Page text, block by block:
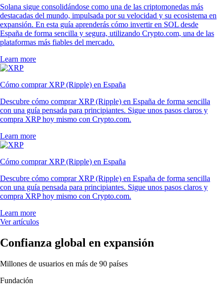
Solana sigue consolidándose como una de las criptomonedas más
destacadas del mundo, impulsada por su velocidad y su ecosistema en
expansión. En esta guía aprenderás cómo invertir en SOL desde
España de forma sencilla y segura, utilizando Crypto.com, una de las
plataformas más fiables del mercado.
Learn more
Cómo comprar XRP (Ripple) en España
Descubre cómo comprar XRP (Ripple) en España de forma sencilla
con una guía pensada para principiantes. Sigue unos pasos claros y
compra XRP hoy mismo con Crypto.com.
Learn more
Cómo comprar XRP (Ripple) en España
Descubre cómo comprar XRP (Ripple) en España de forma sencilla
con una guía pensada para principiantes. Sigue unos pasos claros y
compra XRP hoy mismo con Crypto.com.
Learn more
Ver artículos
Confianza global en expansión
Millones de usuarios en más de 90 países
Fundación